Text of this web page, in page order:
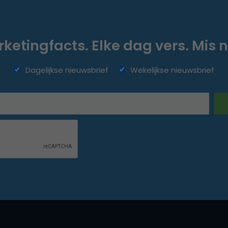
Elke dag vers. Mis
Dagelijkse nieuwsbrief Wekelijkse nieuwsbrief